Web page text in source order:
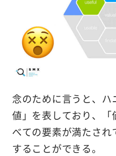
念のために言うと、
値」を表しており、
べての要素が満たさ
することができる。